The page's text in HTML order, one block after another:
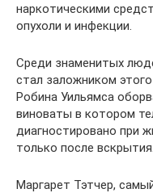
наркотическими
опухоли и инфекции.
Среди знаменитых
стал заложником
Робина Уильямса
виноваты в котором
диагностировано при
только после вскрытия.
Маргарет Тэтчер,